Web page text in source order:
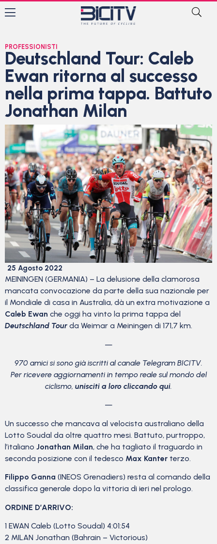
PROFESSIONISTI
Deutschland Tour: Caleb
Ewan ritorna al successo
nella prima tappa. Battuto
Jonathan Milan
25 Agosto 2022
MEININGEN (GERMANIA) – La delusione della clamorosa
mancata convocazione da parte della sua nazionale per
il Mondiale di casa in Australia, dà un extra motivazione a
Caleb Ewan che oggi ha vinto la prima tappa del
Deutschland Tour da Weimar a Meiningen di 171,7 km.
—
970 amici si sono già iscritti al canale Telegram BICITV.
Per ricevere aggiornamenti in tempo reale sul mondo del
ciclismo, unisciti a loro cliccando qui.
—
Un successo che mancava al velocista australiano della
Lotto Soudal da oltre quattro mesi. Battuto, purtroppo,
l’italiano Jonathan Milan, che ha tagliato il traguardo in
seconda posizione con il tedesco Max Kanter terzo.
Filippo Ganna (INEOS Grenadiers) resta al comando della
classifica generale dopo la vittoria di ieri nel prologo.
ORDINE D’ARRIVO:
1 EWAN Caleb (Lotto Soudal) 4:01:54
2 MILAN Jonathan (Bahrain – Victorious)